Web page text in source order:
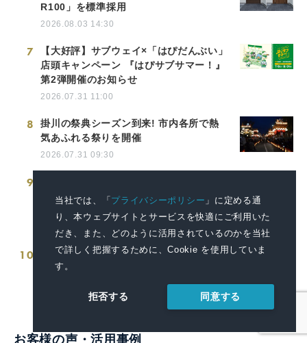
当社では、「プライバシーポリシー 」に定める通
り、本ウェブサイトとサービスを快適にご利用いた
だき、また、どのように活用されているのかを当社
で詳しく把握するために、Cookie を使用していま
す。
拒否する 同意する
R100」を標準採用
2026.08.03 14:30
7
【大好評】サブウェイ×「はぴだんぶい」
店頭キャンペーン 『はぴサブサマー！』
第2弾開催のお知らせ
2026.07.31 11:00
8
掛川の祭典シーズン到来! 市内各所で熱
気あふれる祭りを開催
2026.07.31 09:30
9
かなう、家族みんなで満喫する渥美半島
の夏旅
2026.08.04 11:00
10
愛媛県「災害時医療提供体制確保事業」
向け医療コンテナを納品
お客様の声・活用事例